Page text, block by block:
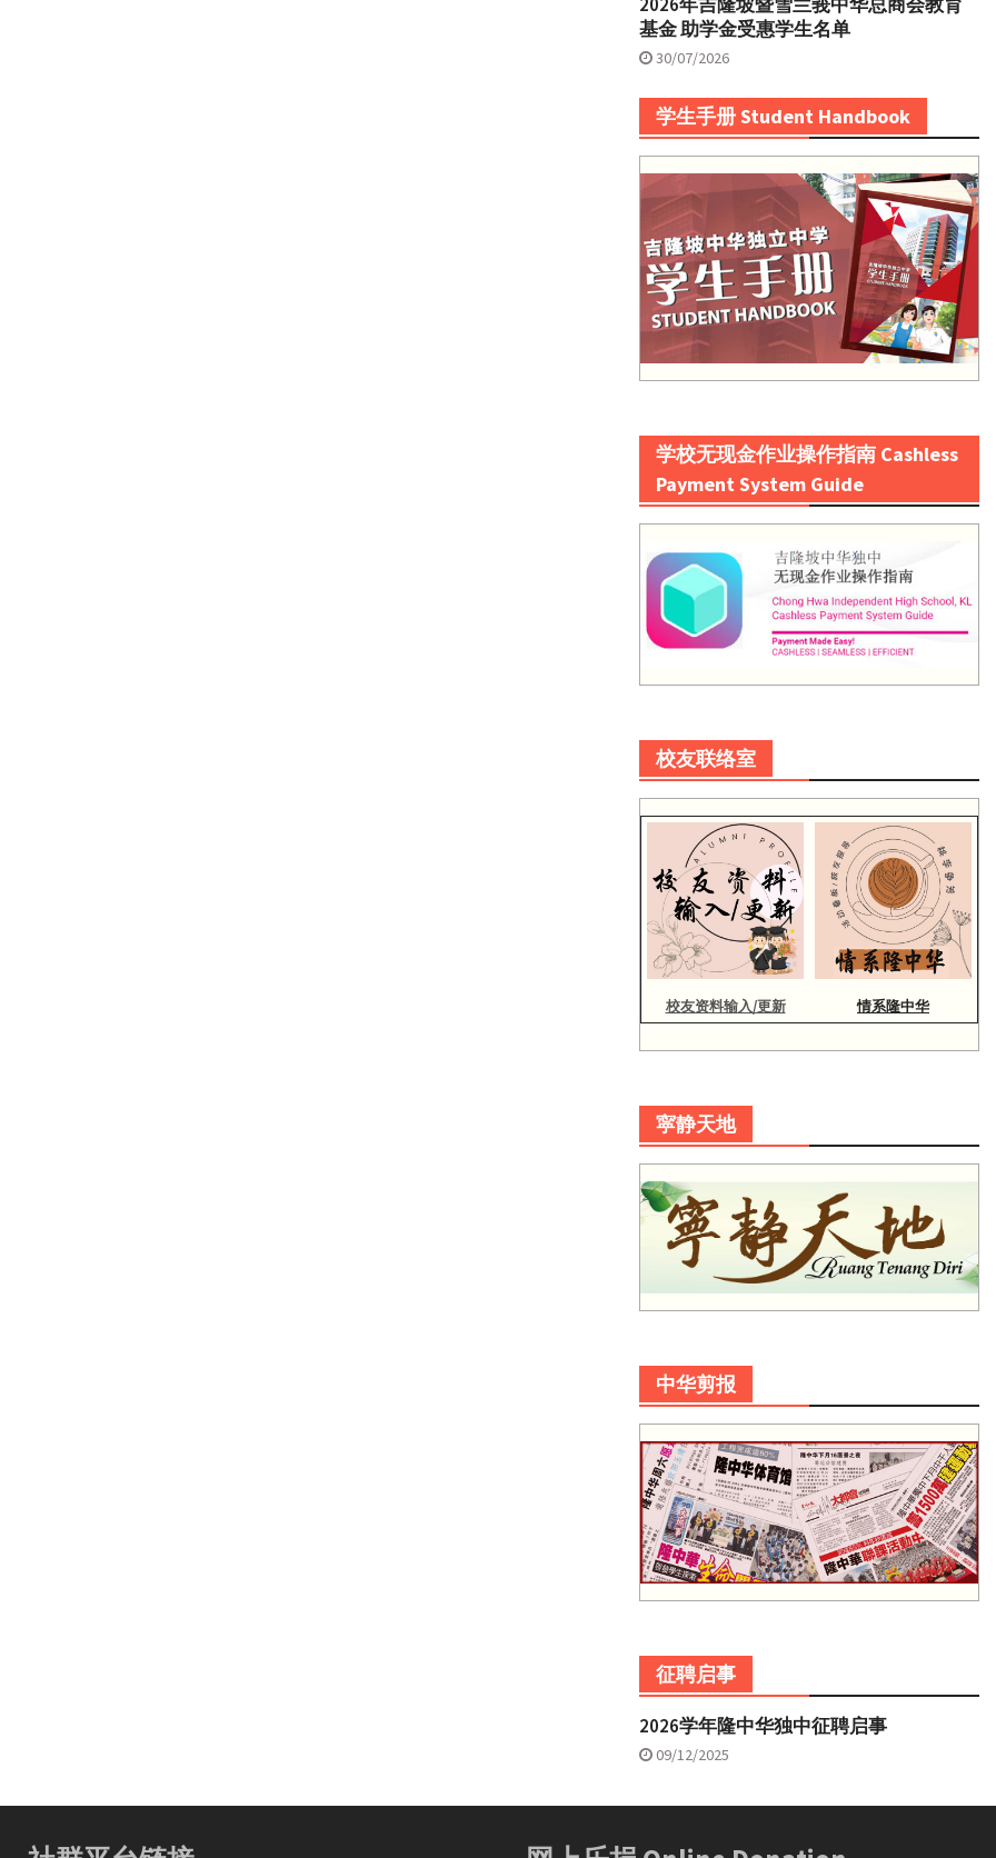
基金 助学金受惠学生名单
30/07/2026
学生手册 Student Handbook
学校无现金作业操作指南 Cashless
Payment System Guide
校友联络室
校友资料输入/更新 情系隆中华
寜静天地
中华剪报
征聘启事
2026学年隆中华独中征聘启事
09/12/2025